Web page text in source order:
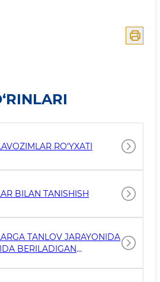
RO‘YXATI
BILAN TANISHISH
TANLOV JARAYONIDA
BERILADIGAN